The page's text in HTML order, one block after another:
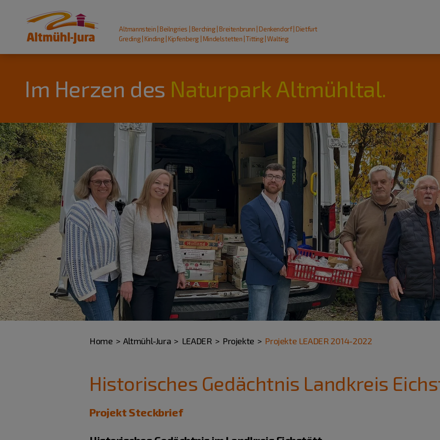
Altmannstein | Beilngries | Berching | Breitenbrunn | Denkendorf | Dietfurt
Greding | Kinding | Kipfenberg | Mindelstetten | Titting | Walting
Im Herzen des Naturpark Altmühltal.
Home Altmühl-Jura LEADER Projekte Projekte LEADER 2014-2022
Historisches Gedächtnis Landkreis
Projekt Steckbrief